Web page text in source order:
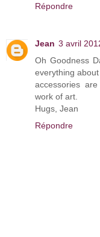
Répondre
Jean 3 avril
Oh Goodness
everything
accessories
work of art.
Hugs, Jean
Répondre